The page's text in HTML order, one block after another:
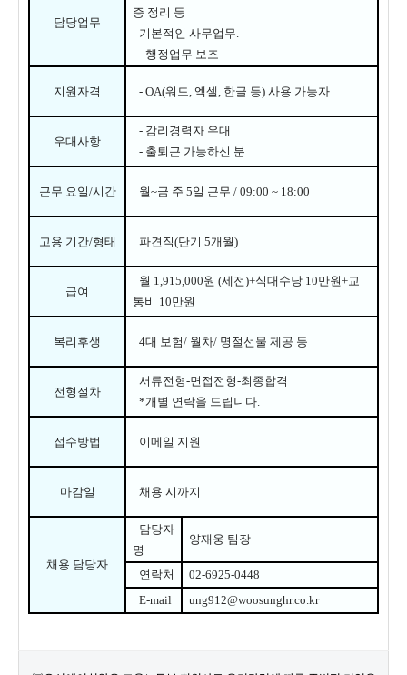
담당업무
증 정리 등
기본적인 사무업무.
- 행정업무 보조
지원자격 - OA(워드, 엑셀, 한글 등) 사용 가능자
우대사항
- 감리경력자 우대
- 출퇴근 가능하신 분
근무 요일/시간 월~금 주 5일 근무 / 09:00 ~ 18:00
고용 기간/형태 파견직(단기 5개월)
급여
월 1,915,000원 (세전)+식대수당 10만원+교
통비 10만원
복리후생 4대 보험/ 월차/ 명절선물 제공 등
전형절차
서류전형-면접전형-최종합격
*개별 연락을 드립니다.
접수방법 이메일 지원
마감일 채용 시까지
채용 담당자
담당자
명
양재웅 팀장
연락처
02-6925-0448
E-mail
ung912@woosunghr.co.kr